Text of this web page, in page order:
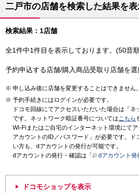
二戸市の店舗を検索した結果を
検索結果：1店舗
全1件中1件目を表示しております。(50音
予約申込する店舗/購入商品受取り店舗を選
申し込み後に店舗を変更することはできません。
予約手続きにはログインが必要です。
ドコモ回線にてアクセスいただいた場合は「
です。ネットワーク暗証番号についてはこちら
Wi-Fiまたはご自宅のインターネット環境にて
アカウントのID／パスワード」が必要です。ド
い方も、dアカウントの発行が可能です。
dアカウントの発行・確認は「
dアカウント発
ドコモショップを表示